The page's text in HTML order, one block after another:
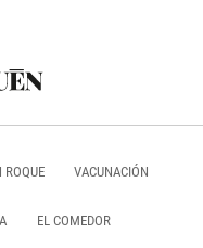
ROQUE VACUNACIÓN
EL COMEDOR